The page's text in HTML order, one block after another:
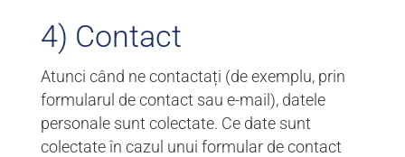
4) Contact
Atunci când ne contactați (de exemplu, prin
formularul de contact sau e-mail), datele
personale sunt colectate. Ce date sunt
colectate în cazul unui formular de contact